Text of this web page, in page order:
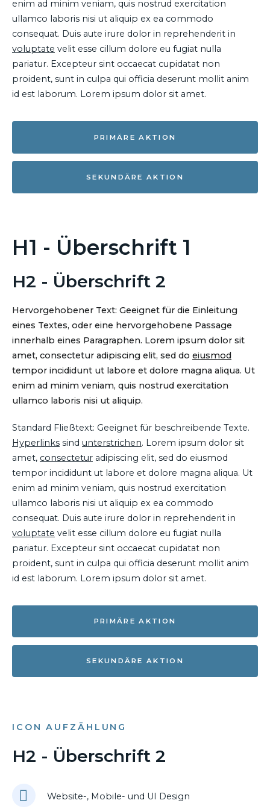
enim ad minim veniam, quis nostrud exercitation
ullamco laboris nisi ut aliquip ex ea commodo
consequat. Duis aute irure dolor in reprehenderit in
voluptate velit esse cillum dolore eu fugiat nulla
pariatur. Excepteur sint occaecat cupidatat non
proident, sunt in culpa qui officia deserunt mollit anim
id est laborum. Lorem ipsum dolor sit amet.
PRIMÄRE AKTION
SEKUNDÄRE AKTION
H1 - Überschrift 1
H2 - Überschrift 2
Hervorgehobener Text: Geeignet für die Einleitung
eines Textes, oder eine hervorgehobene Passage
innerhalb eines Paragraphen. Lorem ipsum dolor sit
amet, consectetur adipiscing elit, sed do eiusmod
tempor incididunt ut labore et dolore magna aliqua. Ut
enim ad minim veniam, quis nostrud exercitation
ullamco laboris nisi ut aliquip.
Standard Fließtext: Geeignet für beschreibende Texte.
Hyperlinks sind unterstrichen. Lorem ipsum dolor sit
amet, consectetur adipiscing elit, sed do eiusmod
tempor incididunt ut labore et dolore magna aliqua. Ut
enim ad minim veniam, quis nostrud exercitation
ullamco laboris nisi ut aliquip ex ea commodo
consequat. Duis aute irure dolor in reprehenderit in
voluptate velit esse cillum dolore eu fugiat nulla
pariatur. Excepteur sint occaecat cupidatat non
proident, sunt in culpa qui officia deserunt mollit anim
id est laborum. Lorem ipsum dolor sit amet.
PRIMÄRE AKTION
SEKUNDÄRE AKTION
ICON AUFZÄHLUNG
H2 - Überschrift 2
Website-, Mobile- und UI Design